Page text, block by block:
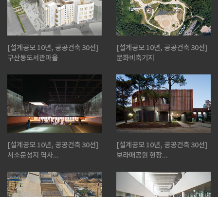
[설계공모 10년, 공공건축 30선]
구산동도서관마을
[설계공모 10년, 공공건축 30선]
문화비축기지
[설계공모 10년, 공공건축 30선]
서소문성지 역사...
[설계공모 10년, 공공건축 30선]
보라매공원 현장...